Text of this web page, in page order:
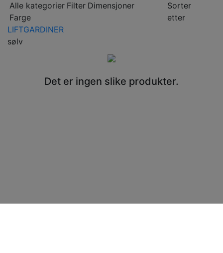
Alle kategorier Filter Dimensjoner
Farge
Sorter
etter
LIFTGARDINER
sølv
Det er ingen slike produkter.